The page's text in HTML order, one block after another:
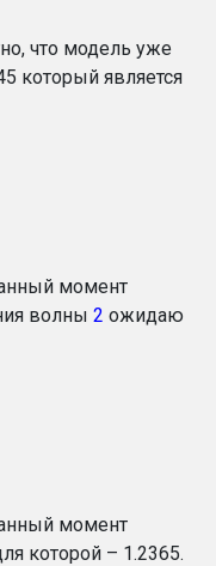
что модель уже
который является
момент
волны 2 ожидаю
момент
которой – 1.2365.